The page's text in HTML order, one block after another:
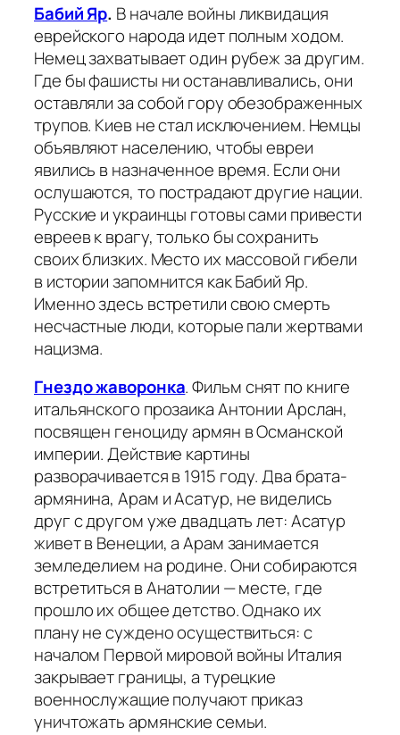
Бабий Яр. В начале войны ликвидация
еврейского народа идет полным ходом.
Немец захватывает один рубеж за другим.
Где бы фашисты ни останавливались, они
оставляли за собой гору обезображенных
трупов. Киев не стал исключением. Немцы
объявляют населению, чтобы евреи
явились в назначенное время. Если они
ослушаются, то пострадают другие нации.
Русские и украинцы готовы сами привести
евреев к врагу, только бы сохранить
своих близких. Место их массовой гибели
в истории запомнится как Бабий Яр.
Именно здесь встретили свою смерть
несчастные люди, которые пали жертвами
нацизма.
Гнездо жаворонка. Фильм снят по книге
итальянского прозаика Антонии Арслан,
посвящен геноциду армян в Османской
империи. Действие картины
разворачивается в 1915 году. Два брата-
армянина, Арам и Асатур, не виделись
друг с другом уже двадцать лет: Асатур
живет в Венеции, а Арам занимается
земледелием на родине. Они собираются
встретиться в Анатолии — месте, где
прошло их общее детство. Однако их
плану не суждено осуществиться: с
началом Первой мировой войны Италия
закрывает границы, а турецкие
военнослужащие получают приказ
уничтожать армянские семьи.